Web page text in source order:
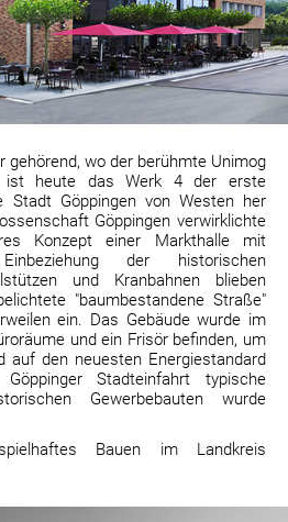
gehörend, wo der berühmte Unimog
ist heute das Werk 4 der erste
Stadt Göppingen von Westen her
Göppingen verwirklichte
Konzept einer Markthalle mit
der historischen
und Kranbahnen blieben
"baumbestandene Straße"
ein. Das Gebäude wurde im
und ein Frisör befinden, um
auf den neuesten Energiestandard
Stadteinfahrt typische
Gewerbebauten wurde
Bauen im Landkreis